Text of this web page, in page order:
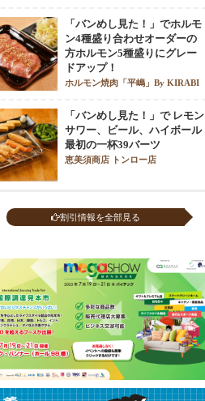
「バンめし見た！」でホルモ
ン4種盛り合わせオーダーの
方ホルモン5種盛りにグレー
ドアップ！
ホルモン焼肉「平嶋」By KIRABI
「バンめし見た！」で レモン
サワー、ビール、ハイボール
最初の一杯39バーツ
恵美須商店 トンロー店
割引情報を全部見る